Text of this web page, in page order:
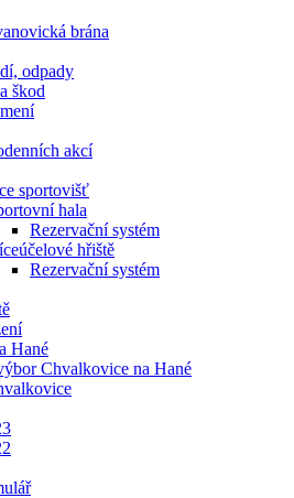
brána
odpady
škod
akcí
sportovišť
hala
Rezervační systém
hřiště
Rezervační systém
Hané
Chvalkovice na Hané